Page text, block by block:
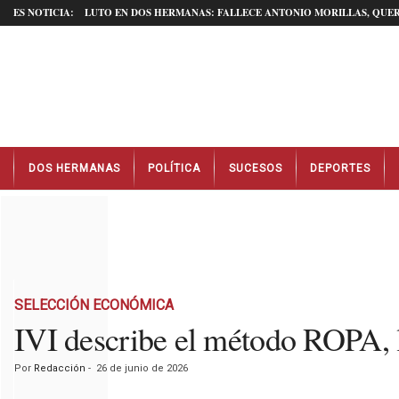
ES NOTICIA: LUTO EN DOS HERMANAS: FALLECE ANTONIO MORILLAS,
t
DOS HERMANAS POLÍTICA SUCESOS DEPORTES
SELECCIÓN ECONÓMICA
IVI describe el método
Por Redacción - 26 de junio de 2026